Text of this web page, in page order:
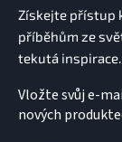
Vložte svůj e-
nových